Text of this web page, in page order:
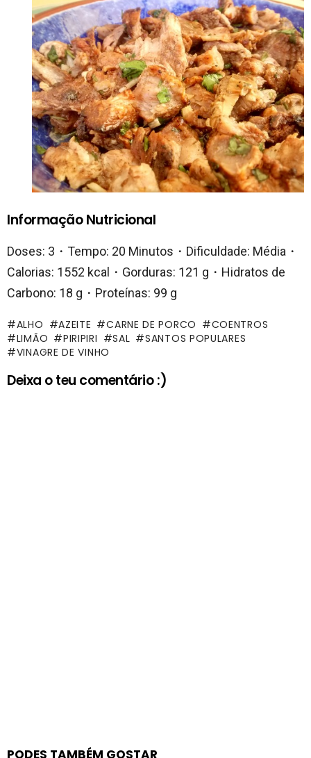
Informação Nutricional
Doses: 3・Tempo: 20 Minutos・Dificuldade: Média・
Calorias: 1552 kcal・Gorduras: 121 g・Hidratos de
Carbono: 18 g・Proteínas: 99 g
ALHO AZEITE CARNE DE PORCO
COENTROS
LIMÃO
PIRIPIRI SAL
SANTOS POPULARES
VINAGRE DE VINHO
Deixa o teu comentário :)
PODES TAMBÉM GOSTAR